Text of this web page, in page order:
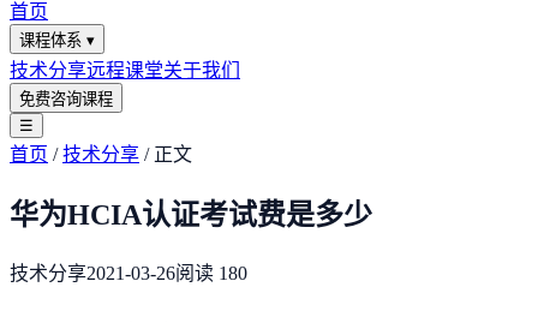
首页
课程体系 ▾
技术分享远程课堂关于我们
免费咨询课程
☰
首页 /技术分享 / 正文
华为HCIA认证考试费是多少
技术分享2021-03-26阅读 180